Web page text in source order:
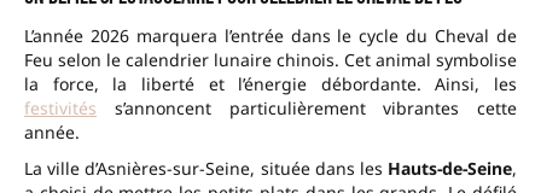
L’année 2026 marquera l’entrée dans le cycle du Cheval de
Feu selon le calendrier lunaire chinois. Cet animal symbolise
la force, la liberté et l’énergie débordante. Ainsi, les
festivités s’annoncent particulièrement vibrantes cette
année.
La ville d’Asnières-sur-Seine, située dans les Hauts-de-Seine,